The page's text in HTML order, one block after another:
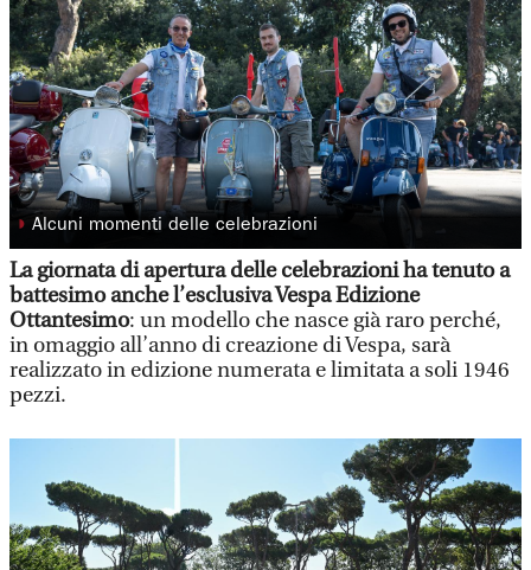
◗ Alcuni momenti delle celebrazioni
La giornata di apertura delle celebrazioni ha tenuto a
battesimo anche l’esclusiva Vespa Edizione
Ottantesimo: un modello che nasce già raro perché,
in omaggio all’anno di creazione di Vespa, sarà
realizzato in edizione numerata e limitata a soli 1946
pezzi.